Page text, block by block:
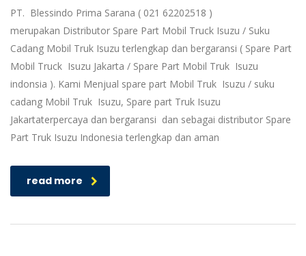
PT. Blessindo Prima Sarana ( 021 62202518 )
merupakan Distributor Spare Part Mobil Truck Isuzu / Suku
Cadang Mobil Truk Isuzu terlengkap dan bergaransi ( Spare Part
Mobil Truck Isuzu Jakarta / Spare Part Mobil Truk Isuzu
indonsia ). Kami Menjual spare part Mobil Truk Isuzu / suku
cadang Mobil Truk Isuzu, Spare part Truk Isuzu
Jakartaterpercaya dan bergaransi dan sebagai distributor Spare
Part Truk Isuzu Indonesia terlengkap dan aman
read more